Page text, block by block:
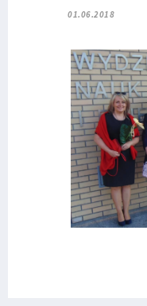
01.06.2018